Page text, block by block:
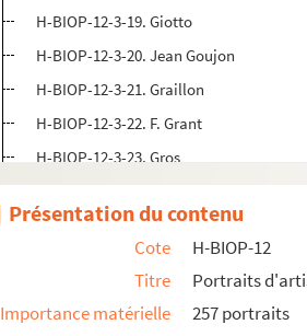
H-BIOP-12-3-19. Giotto
H-BIOP-12-3-20. Jean Goujon
H-BIOP-12-3-21. Graillon
H-BIOP-12-3-22. F. Grant
H-BIOP-12-3-23. Gros
H-BIOP-12-3-24. Guido Reni, le Guide
H-BIOP-12-3-25. Guido Reni, le Guide
H-BIOP-12-3-26. Guillaumet
H-BIOP-12-3-27. Harpignies
H-BIOP-12-3-28. Eduard Hildebrandt
Présentation du contenu
Cote
H-BIOP-12
Titre
Portraits
Importance matérielle
257 portraits